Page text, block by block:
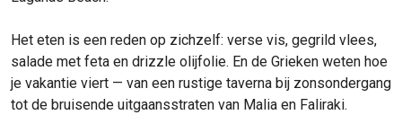
Het eten is een reden op zichzelf: verse vis, gegrild vlees,
salade met feta en drizzle olijfolie. En de Grieken weten hoe
je vakantie viert — van een rustige taverna bij zonsondergang
tot de bruisende uitgaansstraten van Malia en Faliraki.